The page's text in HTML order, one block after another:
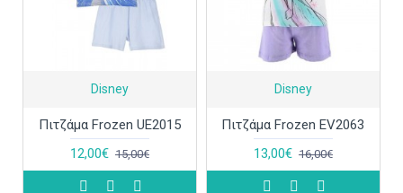
Disney
Πιτζάμα Frozen UE2015
12,00€ 15,00€
Disney
Πιτζάμα Frozen EV2063
13,00€ 16,00€